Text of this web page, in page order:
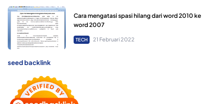
Cara mengatasi spasi hilang dari word 2010 ke
word 2007
TECH 21 Februari 2022
seed backlink